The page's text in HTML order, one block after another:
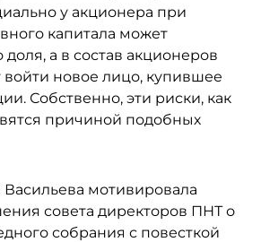
у акционера при
капитала может
а в состав акционеров
новое лицо, купившее
Собственно, эти риски, как
причиной подобных
мотивировала
совета директоров ПНТ о
собрания с повесткой